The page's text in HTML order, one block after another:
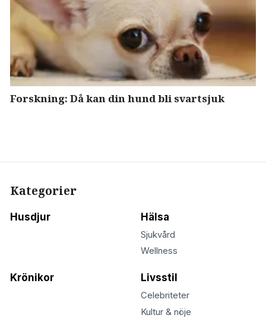
Forskning: Då kan din hund bli svartsjuk
Kategorier
Husdjur Hälsa
Sjukvård
Wellness
Krönikor Livsstil
Celebriteter
Kultur & nöje